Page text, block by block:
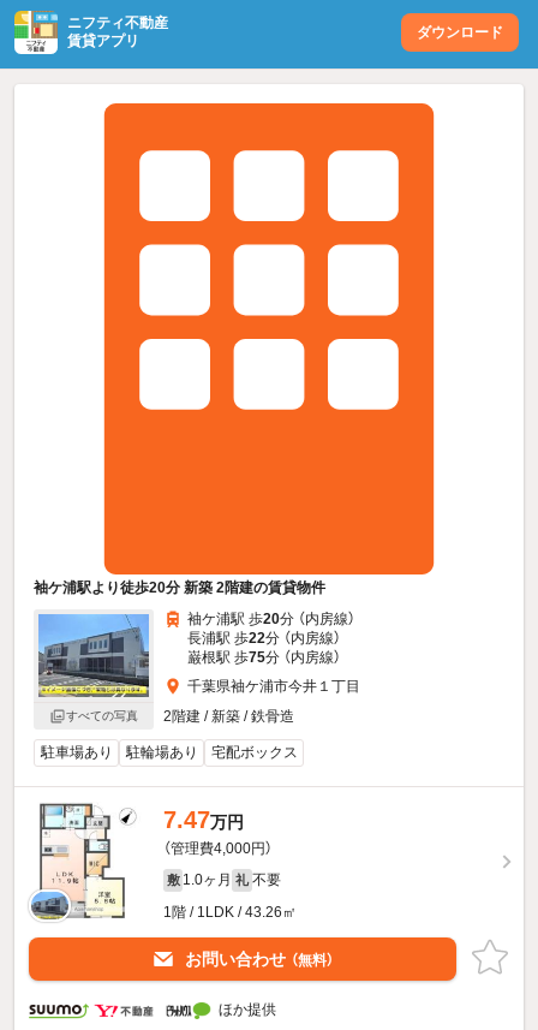
ニフティ不動産
賃貸アプリ
ダウンロード
袖ケ浦駅より徒歩20分 新築 2階建の賃貸物件
すべての写真
袖ケ浦駅 歩20分 （内房線）
長浦駅 歩22分 （内房線）
巌根駅 歩75分 （内房線）
千葉県袖ケ浦市今井１丁目
2階建 / 新築 / 鉄骨造
駐車場あり 駐輪場あり 宅配ボックス
7.47万円
（管理費4,000円）
敷 1.0ヶ月 礼 不要
1階 / 1LDK / 43.26㎡
お問い合わせ （無料）
ほか提供